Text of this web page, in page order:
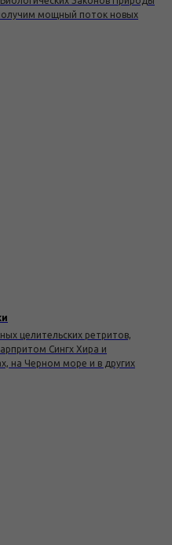
мощный поток новых
целительских ретритов,
Сингх Хира и
на Черном море и в других